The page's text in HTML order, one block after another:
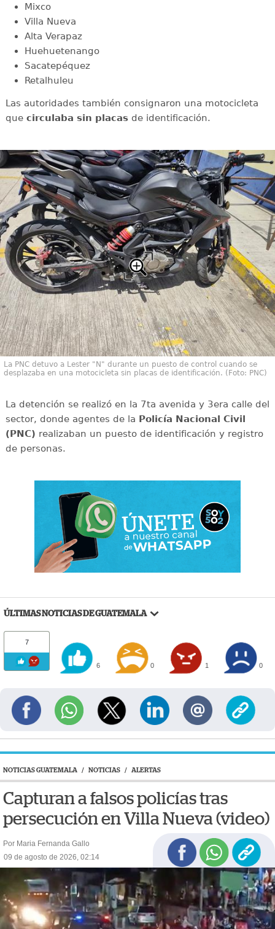
Mixco
Villa Nueva
Alta Verapaz
Huehuetenango
Sacatepéquez
Retalhuleu
Las autoridades también consignaron una motocicleta
que circulaba sin placasde identificación.
La PNC detuvo a Lester "N" durante un puesto de control cuando se
desplazaba en una motocicleta sin placas de identificación. (Foto: PNC)
La detención se realizó en la 7ta avenida y 3era calle del
sector, donde agentes de la Policía Nacional Civil
(PNC) realizaban un puesto de identificación y registro
de personas.
ÚLTIMAS NOTICIAS DE GUATEMALA
7
6 0 1 0
NOTICIAS GUATEMALA / NOTICIAS / ALERTAS
Capturan a falsos policías tras
persecución en Villa Nueva (video)
Por Maria Fernanda Gallo
09 de agosto de 2026, 02:14